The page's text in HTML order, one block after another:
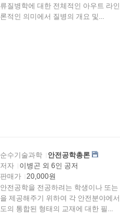
류질병학에 대한 전체적인 아우트 라
론적인 의미에서 질병의 개요 및...
순수기술과학
안전공학총론
저자
이병곤 외 6인 공저
판매가
20,000원
안전공학을 전공하려는 학생이나 또
을 제공해주기 위하여 각 안전분야에서 중요하게 다루는 내용들을 간략하게
도의 통합된 형태의 교재에 대한 필...